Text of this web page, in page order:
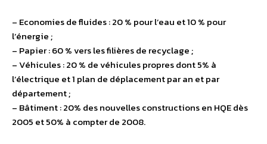
– Economies de fluides : 20 % pour l’eau et 10 % pour
l’énergie ;
– Papier : 60 % vers les filières de recyclage ;
– Véhicules : 20 % de véhicules propres dont 5% à
l’électrique et 1 plan de déplacement par an et par
département ;
– Bâtiment : 20% des nouvelles constructions en HQE dès
2005 et 50% à compter de 2008.